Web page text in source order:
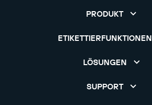
PRODUKT
ETIKETTIERFUNKTIONEN
LÖSUNGEN
SUPPORT